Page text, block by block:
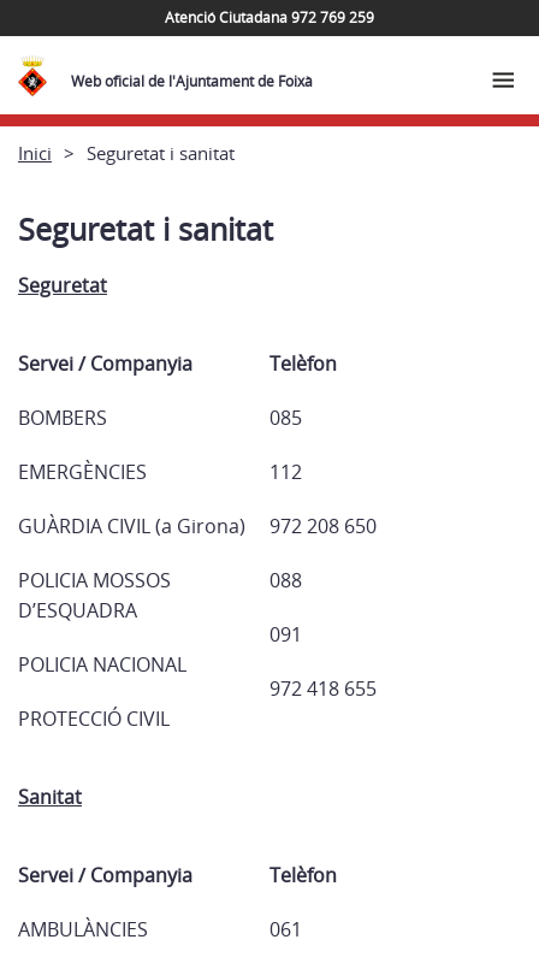
Atenció Ciutadana 972 769 259
Web oficial de l'Ajuntament de Foixà
Inici Seguretat i sanitat
Seguretat i sanitat
Seguretat
Servei / Companyia
BOMBERS
EMERGÈNCIES
GUÀRDIA CIVIL (a Girona)
POLICIA MOSSOS
D’ESQUADRA
POLICIA NACIONAL
PROTECCIÓ CIVIL
Telèfon
085
112
972 208 650
088
091
972 418 655
Sanitat
Servei / Companyia
AMBULÀNCIES
Telèfon
061